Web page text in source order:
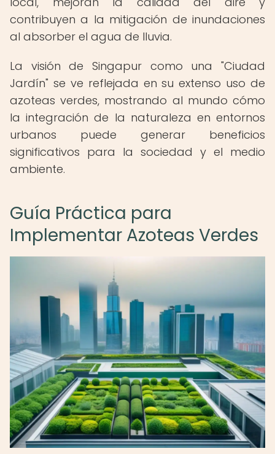
contribuyen a la mitigación de inundaciones
al absorber el agua de lluvia.
La visión de Singapur como una "Ciudad
Jardín" se ve reflejada en su extenso uso de
azoteas verdes, mostrando al mundo cómo
la integración de la naturaleza en entornos
urbanos puede generar beneficios
significativos para la sociedad y el medio
ambiente.
Guía Práctica para
Implementar Azoteas Verdes